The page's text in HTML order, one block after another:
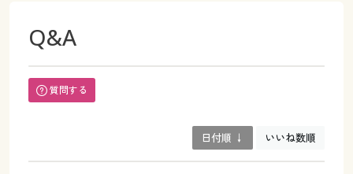
Q&A
質問する
日付順 ↓ いいね数順